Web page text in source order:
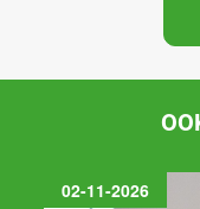
02-11-2026